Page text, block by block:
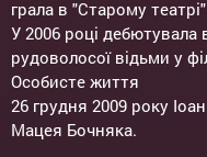
грала в "Старому
У 2006 році дебютувала
рудоволосої відьми у
Особисте життя
26 грудня 2009 року
Мацея Бочняка.